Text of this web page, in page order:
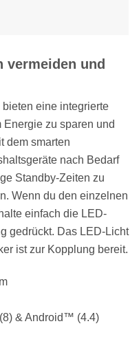
vermeiden und
eine integrierte
zu sparen und
dem smarten
nach Bedarf
Standby-Zeiten zu
Wenn du den einzelnen
einfach die LED-
gedrückt. Das LED-Licht
ist zur Kopplung bereit.
& Android™ (4.4)